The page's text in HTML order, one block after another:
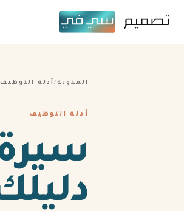
المدونة/أدلة التوظيف
أدلة التوظيف